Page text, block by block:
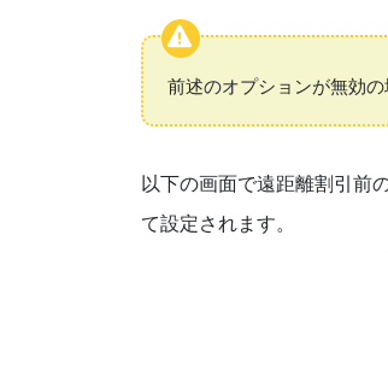
前述のオプションが無効
以下の画面で遠距離割引前
て設定されます。